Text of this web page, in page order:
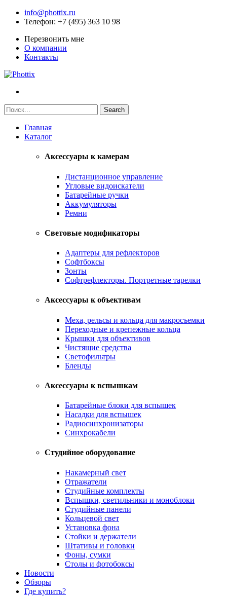
info@phottix.ru
Телефон: +7 (495) 363 10 98
Перезвонить мне
О компании
Контакты
Главная
Каталог
Аксессуары к камерам
Дистанционное управление
Угловые видоискатели
Батарейные ручки
Аккумуляторы
Ремни
Световые модификаторы
Адаптеры для рефлекторов
Софтбоксы
Зонты
Софтрефлекторы. Портретные тарелки
Аксессуары к объективам
Меха, рельсы и кольца для макросъемки
Переходные и крепежные кольца
Крышки для объективов
Чистящие средства
Светофильтры
Бленды
Аксессуары к вспышкам
Батарейные блоки для вспышек
Насадки для вспышек
Радиосинхронизаторы
Синхрокабели
Студийное оборудование
Накамерный свет
Отражатели
Студийные комплекты
Вспышки, светильники и моноблоки
Студийные панели
Кольцевой свет
Установка фона
Стойки и держатели
Штативы и головки
Фоны, сумки
Столы и фотобоксы
Новости
Обзоры
Где купить?